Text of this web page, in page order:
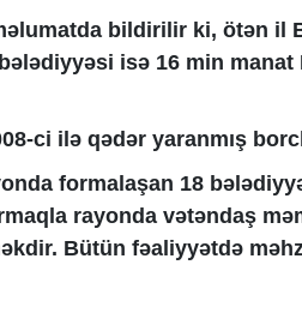
bildirilir ki, ötən il
isə 16 min
ci ilə qədər yaranmış
formalaşan 18
rayonda vətəndaş
Bütün fəaliyyətdə